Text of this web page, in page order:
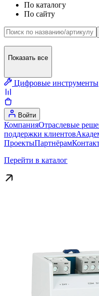
По каталогу
По сайту
Показать все
Цифровые инструменты
Войти
КомпанияОтраслевые
поддержки клиентов
ПроектыПартнёрам
Перейти в каталог